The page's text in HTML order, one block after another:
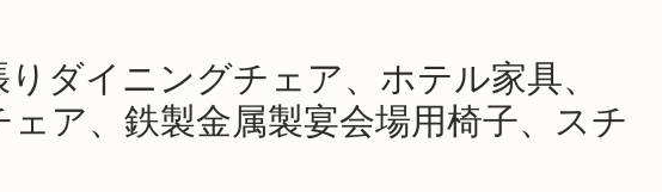
ダイニングチェア、ホテル家具、
ア、鉄製金属製宴会場用椅子、スチ